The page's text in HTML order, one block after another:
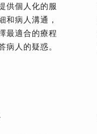
供個人化的服
和病人溝通，
最適合的療程
病人的疑惑。